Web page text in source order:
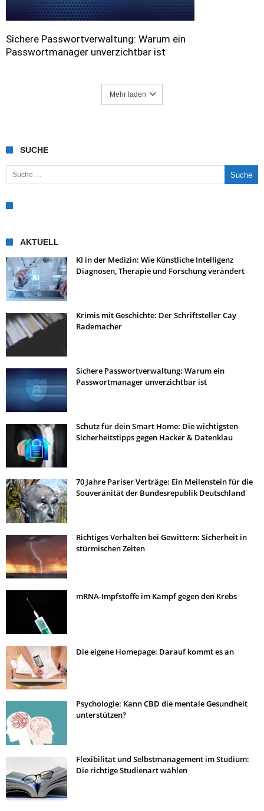
Sichere Passwortverwaltung: Warum ein
Passwortmanager unverzichtbar ist
Mehr laden
SUCHE
Suche nach:
AKTUELL
KI in der Medizin: Wie Künstliche Intelligenz
Diagnosen, Therapie und Forschung verändert
Krimis mit Geschichte: Der Schriftsteller Cay
Rademacher
Sichere Passwortverwaltung: Warum ein
Passwortmanager unverzichtbar ist
Schutz für dein Smart Home: Die wichtigsten
Sicherheitstipps gegen Hacker & Datenklau
70 Jahre Pariser Verträge: Ein Meilenstein für die
Souveränität der Bundesrepublik Deutschland
Richtiges Verhalten bei Gewittern: Sicherheit in
stürmischen Zeiten
mRNA-Impfstoffe im Kampf gegen den Krebs
Die eigene Homepage: Darauf kommt es an
Psychologie: Kann CBD die mentale Gesundheit
unterstützen?
Flexibilität und Selbstmanagement im Studium:
Die richtige Studienart wählen